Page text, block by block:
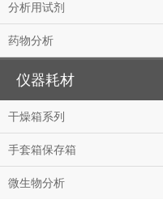
分析用试剂
药物分析
仪器耗材
干燥箱系列
手套箱保存箱
微生物分析